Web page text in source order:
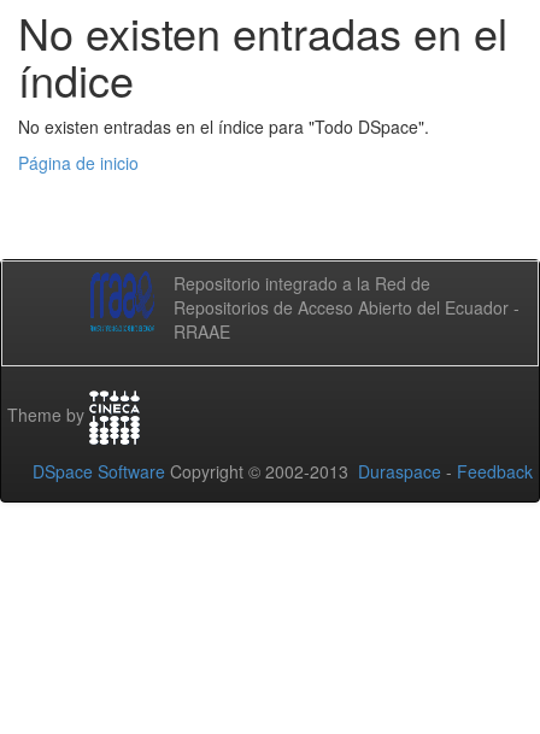
No existen entradas en el
índice
No existen entradas en el índice para "Todo DSpace".
Página de inicio
Repositorio integrado a la Red de
Repositorios de Acceso Abierto del Ecuador -
RRAAE
Theme by
DSpace Software Copyright © 2002-2013 Duraspace - Feedback